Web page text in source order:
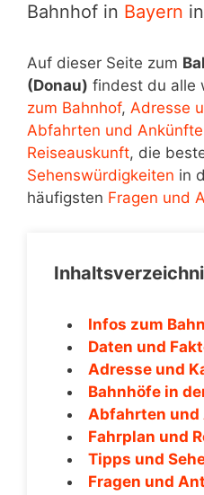
Bahnhof in Bayern in
Auf dieser Seite zum
(Donau) findest du alle
zum Bahnhof, Adresse
Abfahrten und Ankünfte
Reiseauskunft, die
Sehenswürdigkeiten in
häufigsten Fragen und
Infos zum
Daten und
Adresse und
Bahnhöfe in
Abfahrten
Fahrplan und
Tipps und
Fragen und